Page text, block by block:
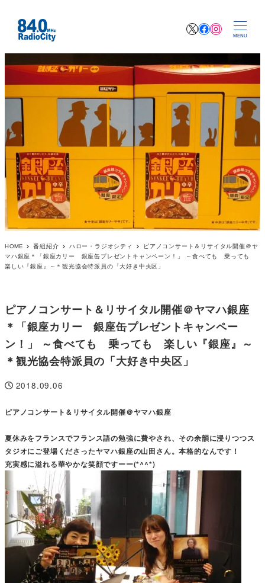
XFacebook
MENU
HOME 番組紹介 ハロー・ラジオシティ
ピアノコンサート＆リサイタル開催＠ヤ
マハ銀座＊「銀座カリー 銀座缶プレゼントキャンペーン！」 ～食べても 乗っても
楽しい『銀座』～＊観光協会特派員の「大好き中央区」
ピアノコンサート＆リサイタル開催＠ヤマハ銀座
＊「銀座カリー 銀座缶プレゼントキャンペー
ン！」 ～食べても 乗っても 楽しい『銀座』～
＊観光協会特派員の「大好き中央区」
投稿日
2018.09.06
ピアノコンサート＆リサイタル開催＠ヤマハ銀座
夏休みをフランスでフランス語の勉強に費やされ、その余韻に浸りつつス
タジオにご登場くださったヤマハ銀座の山田さん。本格的なんです！
充実感に溢れる華やかな笑顔ですーー(*^^*)